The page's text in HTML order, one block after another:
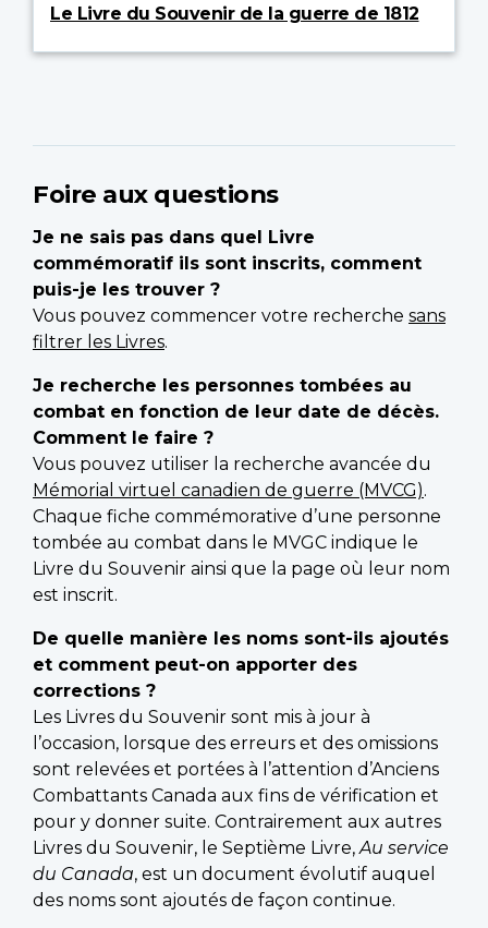
Le Livre du Souvenir de la guerre de 1812
Foire aux questions
Je ne sais pas dans quel Livre
commémoratif ils sont inscrits, comment
puis-je les trouver ?
Vous pouvez commencer votre recherche sans
filtrer les Livres.
Je recherche les personnes tombées au
combat en fonction de leur date de décès.
Comment le faire ?
Vous pouvez utiliser la recherche avancée du
Mémorial virtuel canadien de guerre (MVCG).
Chaque fiche commémorative d’une personne
tombée au combat dans le MVGC indique le
Livre du Souvenir ainsi que la page où leur nom
est inscrit.
De quelle manière les noms sont-ils ajoutés
et comment peut-on apporter des
corrections ?
Les Livres du Souvenir sont mis à jour à
l’occasion, lorsque des erreurs et des omissions
sont relevées et portées à l’attention d’Anciens
Combattants Canada aux fins de vérification et
pour y donner suite. Contrairement aux autres
Livres du Souvenir, le Septième Livre,Au service
du Canada, est un document évolutif auquel
des noms sont ajoutés de façon continue.